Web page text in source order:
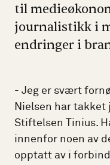
til
journalistikk i
endringer i
- Jeg er svært
Nielsen har
Stiftelsen Tinius.
innenfor noen av
opptatt av i